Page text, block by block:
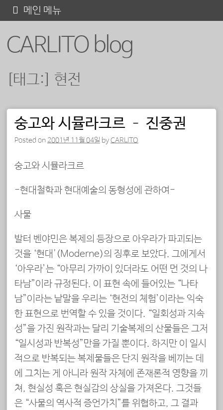
CARLITO blog
메인 메뉴
텐
[태그:] 현전
포스트 내비게이션
숭고와 시뮬라크르 – 진중권
Posted on 2001년 11월 04일 byCARLITO
숭고와 시뮬라크르
-현대철학과 현대예술의 동형성에 관하여-
사물
발터 벤야민은 복제의 등장으로 아우라가 파괴되는
것을 ‘현대'(Moderne)의 징후로 보았다. 그에게서
‘아우라’는 “아무리 가까이 있더라도 어떤 먼 것의 나
타남”이라 규정된다. 이 표현 속에 들어있는 “나타
남”이라는 낱말을 우리는 ‘현전의 체험’이라는 익숙
한 표현으로 번역할 수 있을 것이다. “일회성과 지속
성”을 가진 원작과는 달리 기술복제의 산물들은 그저
“일시성과 반복성”만을 가질 뿐이다. 하지만 이 일시
적으로 반복되는 복제물들은 단지 원작을 베끼는 데
에 그치는 게 아니라 원작 자체에 존재론적 영향을 끼
쳐, 현실성 혹은 현실감의 상실을 가져온다. 그것들
은 “사물의 역사적 증언가치”를 위협하고, 그 결과